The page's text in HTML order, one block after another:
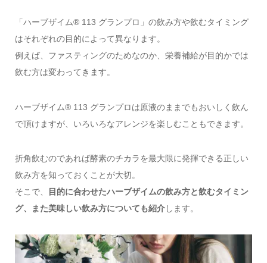
「ハーブザイム® 113 グランプロ」の飲み方や飲むタイミング
はそれぞれの目的によって異なります。
例えば、ファスティングのためなのか、栄養補給が目的かでは
飲む方は変わってきます。
ハーブザイム® 113 グランプロは原液のままでもおいしく飲ん
で頂けますが、いろいろなアレンジを楽しむこともできます。
折角飲むのであれば酵素のチカラを最大限に発揮できる正しい
飲み方を知っておくことが大切。
そこで、
目的に合わせたハーブザイムの飲み方と飲むタイミン
グ、また美味しい飲み方についても紹介します。